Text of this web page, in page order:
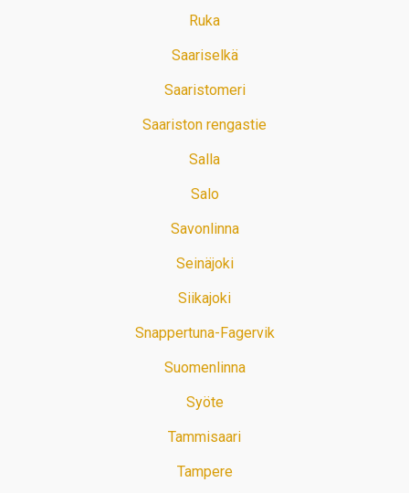
Ruka
Saariselkä
Saaristomeri
Saariston rengastie
Salla
Salo
Savonlinna
Seinäjoki
Siikajoki
Snappertuna-Fagervik
Suomenlinna
Syöte
Tammisaari
Tampere